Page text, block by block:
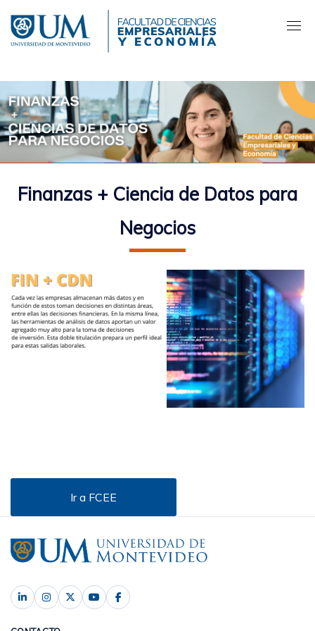
contenido
principal
Finanzas + Ciencia de Datos para
Negocios
Ir a FCEE